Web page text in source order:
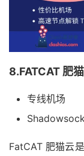
8.FATCAT 肥
专线机场
FatCAT 肥猫云